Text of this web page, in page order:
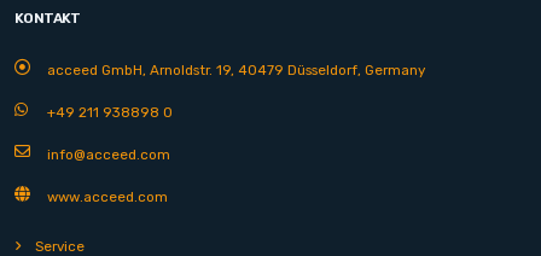
KONTAKT
acceed GmbH, Arnoldstr. 19, 40479 Düsseldorf, Germany
+49 211 938898 0
info@acceed.com
www.acceed.com
Service